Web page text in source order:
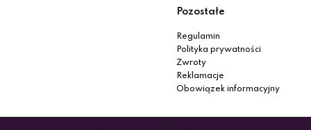
Pozostałe
Regulamin
Polityka prywatności
Zwroty
Reklamacje
Obowiązek informacyjny